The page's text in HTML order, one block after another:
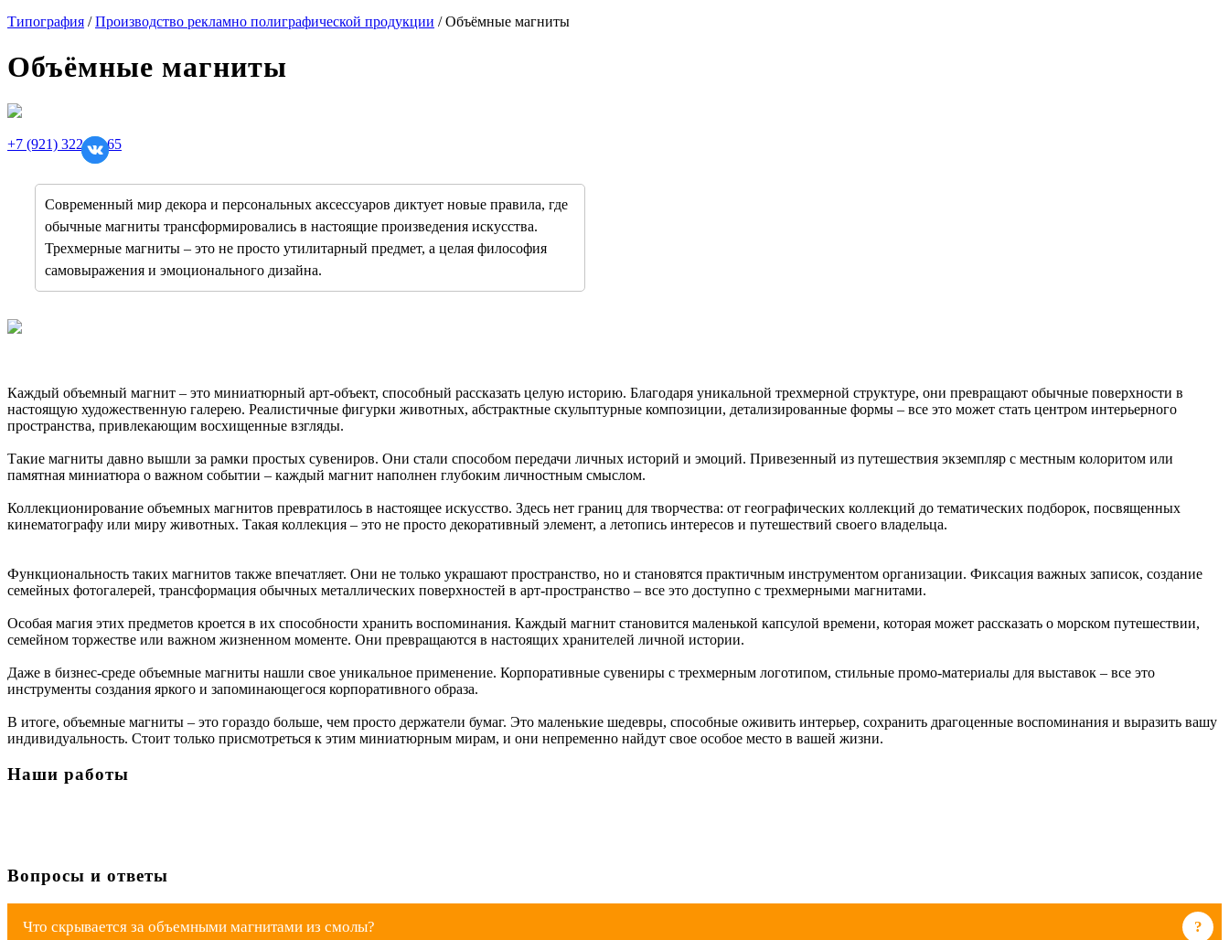
Типография /Производство рекламно полиграфической продукции /Объёмные магниты
Объёмные магниты
+7 (921) 322-61-65
Современный мир декора и персональных аксессуаров диктует новые правила, где
обычные магниты трансформировались в настоящие произведения искусства.
Трехмерные магниты – это не просто утилитарный предмет, а целая философия
самовыражения и эмоционального дизайна.
Каждый объемный магнит – это миниатюрный арт-объект, способный рассказать целую историю. Благодаря уникальной трехмерной структуре, они превращают обычные поверхности в
настоящую художественную галерею. Реалистичные фигурки животных, абстрактные скульптурные композиции, детализированные формы – все это может стать центром интерьерного
пространства, привлекающим восхищенные взгляды.
Такие магниты давно вышли за рамки простых сувениров. Они стали способом передачи личных историй и эмоций. Привезенный из путешествия экземпляр с местным колоритом или
памятная миниатюра о важном событии – каждый магнит наполнен глубоким личностным смыслом.
Коллекционирование объемных магнитов превратилось в настоящее искусство. Здесь нет границ для творчества: от географических коллекций до тематических подборок, посвященных
кинематографу или миру животных. Такая коллекция – это не просто декоративный элемент, а летопись интересов и путешествий своего владельца.
Функциональность таких магнитов также впечатляет. Они не только украшают пространство, но и становятся практичным инструментом организации. Фиксация важных записок, создание
семейных фотогалерей, трансформация обычных металлических поверхностей в арт-пространство – все это доступно с трехмерными магнитами.
Особая магия этих предметов кроется в их способности хранить воспоминания. Каждый магнит становится маленькой капсулой времени, которая может рассказать о морском путешествии,
семейном торжестве или важном жизненном моменте. Они превращаются в настоящих хранителей личной истории.
Даже в бизнес-среде объемные магниты нашли свое уникальное применение. Корпоративные сувениры с трехмерным логотипом, стильные промо-материалы для выставок – все это
инструменты создания яркого и запоминающегося корпоративного образа.
В итоге, объемные магниты – это гораздо больше, чем просто держатели бумаг. Это маленькие шедевры, способные оживить интерьер, сохранить драгоценные воспоминания и выразить вашу
индивидуальность. Стоит только присмотреться к этим миниатюрным мирам, и они непременно найдут свое особое место в вашей жизни.
Наши работы
Вопросы и ответы
Что скрывается за объемными магнитами из смолы?